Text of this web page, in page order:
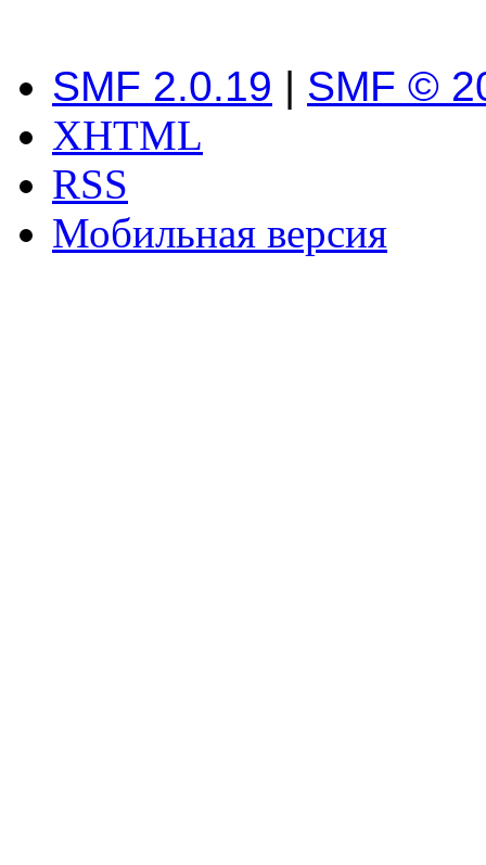
SMF 2.0.19 | SMF ©
XHTML
RSS
Мобильная версия